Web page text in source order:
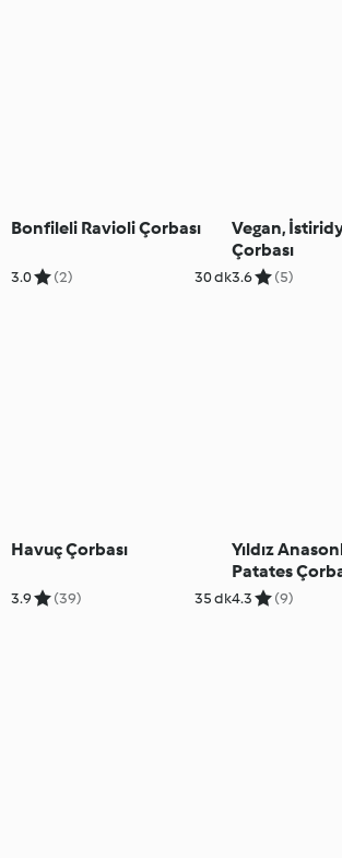
Bonfileli Ravioli Çorbası
3.0 (2) 30 dk
Vegan,
Çorbası
3.6 (5)
Havuç Çorbası
3.9 (39) 35 dk
Yıldız
Patates
4.3 (9)